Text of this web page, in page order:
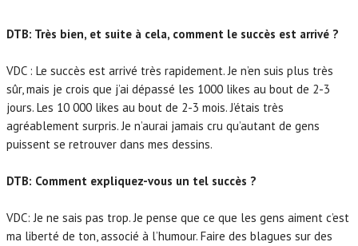
DTB: Très bien, et suite à cela, comment le succès est arrivé ?
VDC : Le succès est arrivé très rapidement.Je n’en suis plus très
sûr, mais je crois que j’ai dépassé les 1000 likes au bout de 2-3
jours. Les 10 000 likes au bout de 2-3 mois. J’étais très
agréablement surpris. Je n’aurai jamais cru qu’autant de gens
puissent se retrouver dans mes dessins.
DTB: Comment expliquez-vous un tel succès ?
VDC: Je ne sais pas trop. Je pense que ce que les gens aiment c’est
ma liberté de ton, associé à l’humour. Faire des blagues sur des